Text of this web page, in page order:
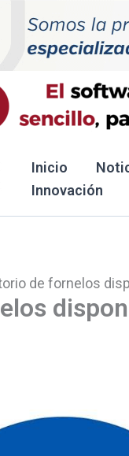
Inicio
Innovación
de fornelos